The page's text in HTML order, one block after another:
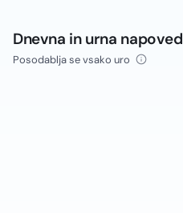
Dnevna in urna napoved
Posodablja se vsako uro